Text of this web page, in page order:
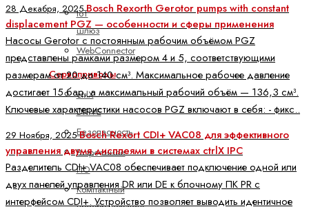
IoT
шлюз
WebConnector
Сервоприводы
ctrlX
DRIVE
Безопасность
Встроенное
ПО
Компактный
28 Декабря, 2025Bosch Rexorth Gerotor pumps with constant
displacement PGZ — особенности и сферы применения
Насосы Gerotor с постоянным рабочим объёмом PGZ
представлены рамками размером 4 и 5, соответствующими
размерам от 20 до 140 см³. Максимальное рабочее давление
достигает 15 бар, а максимальный рабочий объём — 136,3 см³.
Ключевые характеристики насосов PGZ включают в себя: - фикс..
29 Ноября, 2025Bosch Rexort CDI+ VAC08 для эффективного
управления двумя дисплеями в системах ctrlX IPC
Разделитель CDI+ VAC08 обеспечивает подключение одной или
двух панелей управления DR или DE к блочному ПК PR с
интерфейсом CDI+. Устройство позволяет выводить идентичное